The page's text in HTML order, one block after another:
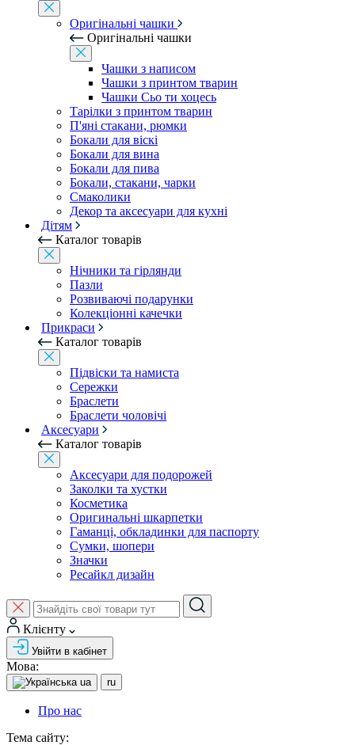
Оригінальні чашки
Оригінальні чашки
Чашки з написом
Чашки з принтом тварин
Чашки Сьо ти хоцесь
Тарілки з принтом тварин
П'яні стакани, рюмки
Бокали для віскі
Бокали для вина
Бокали для пива
Бокали, стакани, чарки
Смаколики
Декор та аксесуари для кухні
Дітям
Каталог товарів
Нічники та гірлянди
Пазли
Розвиваючі подарунки
Колекціонні качечки
Прикраси
Каталог товарів
Підвіски та намиста
Сережки
Браслети
Браслети чоловічі
Аксесуари
Каталог товарів
Аксесуари для подорожей
Заколки та хустки
Косметика
Оригинальні шкарпетки
Гаманці, обкладинки для паспорту
Сумки, шопери
Значки
Ресайкл дизайн
Клієнту
Увійти в кабінет
Мова:
ua ru
Про нас
Тема сайту: